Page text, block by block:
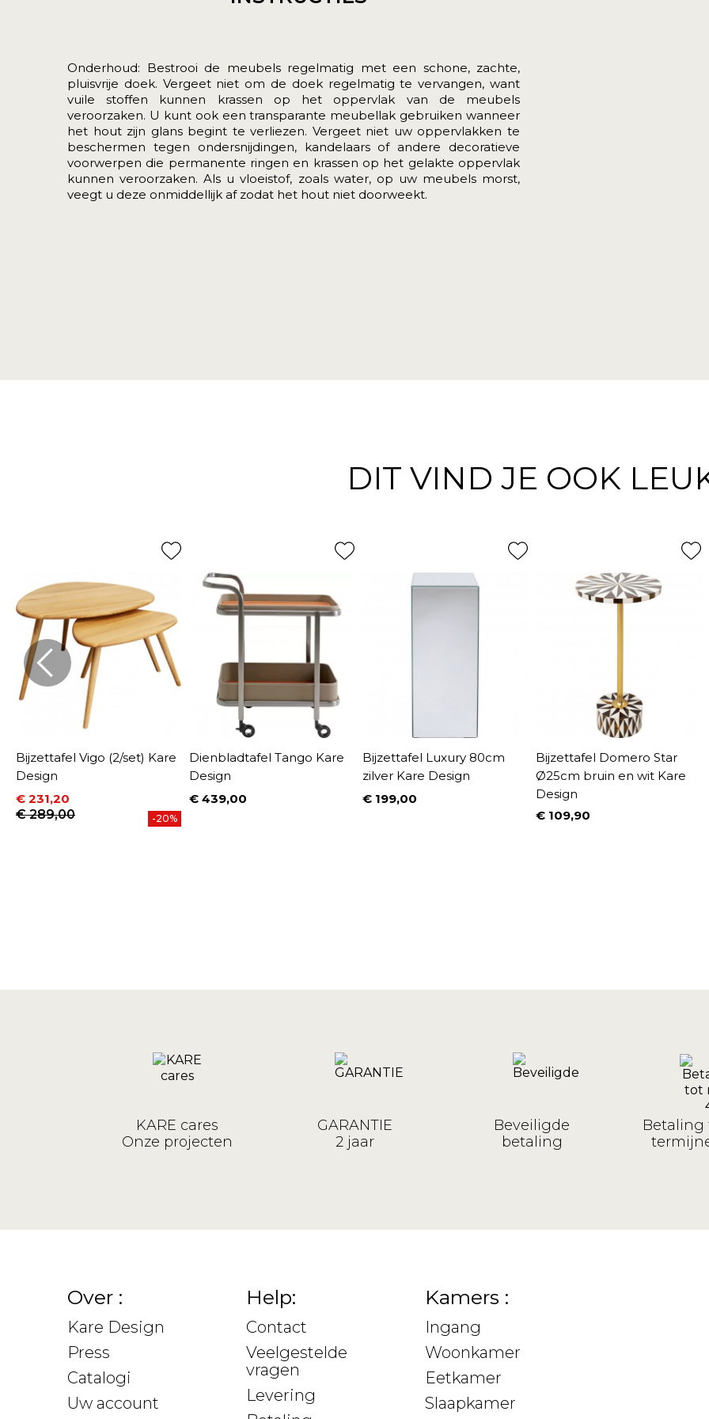
Onderhoud: Bestrooi de meubels regelmatig met een schone, zachte,
pluisvrije doek. Vergeet niet om de doek regelmatig te vervangen, want
vuile stoffen kunnen krassen op het oppervlak van de meubels
veroorzaken. U kunt ook een transparante meubellak gebruiken wanneer
het hout zijn glans begint te verliezen. Vergeet niet uw oppervlakken te
beschermen tegen ondersnijdingen, kandelaars of andere decoratieve
voorwerpen die permanente ringen en krassen op het gelakte oppervlak
kunnen veroorzaken. Als u vloeistof, zoals water, op uw meubels morst,
veegt u deze onmiddellijk af zodat het hout niet doorweekt.
DIT VIND JE OOK
Bijzettafel Vigo (2/set) Kare
Design
Prijs
€ 231,20
Normale prijs
€ 289,00 -20%
Dienbladtafel Tango Kare
Design
Prijs
€ 439,00
Bijzettafel Luxury 80cm
zilver Kare Design
Prijs
€ 199,00
Bijzettafel Domero Star
Ø25cm bruin en wit Kare
Design
Prijs
€ 109,90
KARE cares
Onze projecten
GARANTIE
2 jaar
Beveiligde
betaling
Betaling
Over :
Kare Design
Press
Catalogi
Uw account
Help:
Contact
Veelgestelde
vragen
Levering
Kamers :
Ingang
Woonkamer
Eetkamer
Slaapkamer